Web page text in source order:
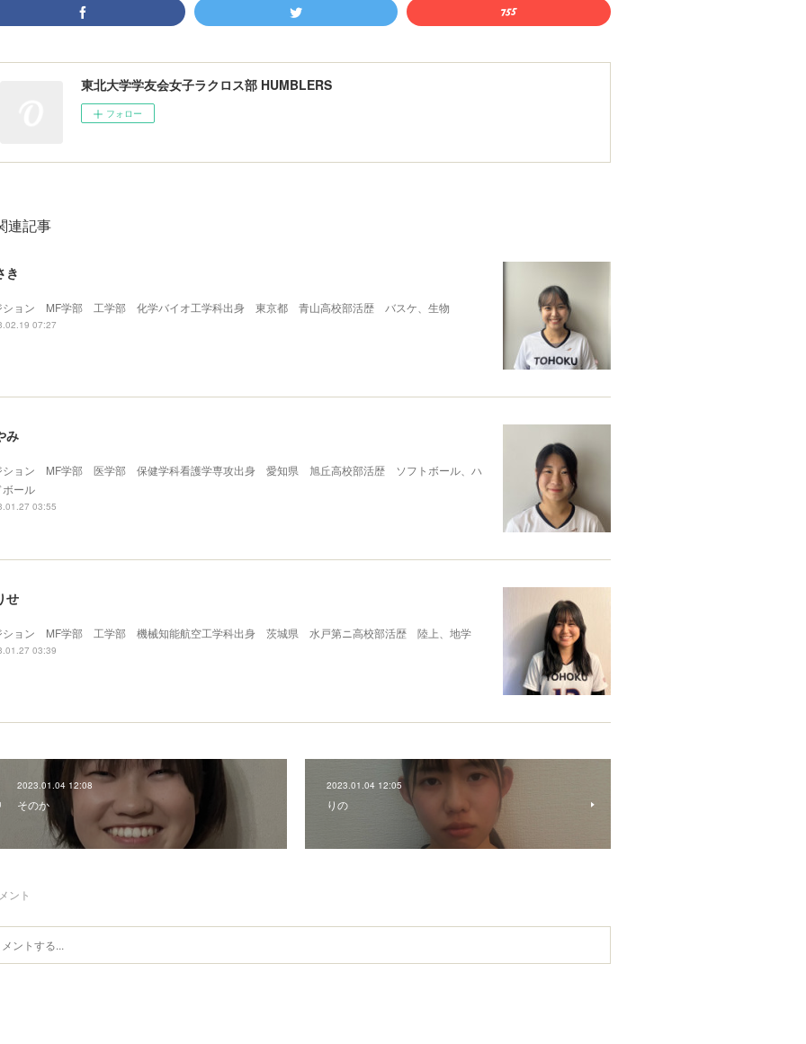
東北大学学友会女子ラクロス部 HUMBLERS
フォロー
連記事
き
ション MF学部 工学部 化学バイオ工学科出身 東京都 青山高校部活歴 バスケ、生物
07:27
み
ション MF学部 医学部 保健学科看護学専攻出身 愛知県 旭丘高校部活歴 ソフトボール、ハ
ボール
03:55
せ
ション MF学部 工学部 機械知能航空工学科出身 茨城県 水戸第ニ高校部活歴 陸上、地学
03:39
2023.01.04 12:08
そのか
2023.01.04 12:05
りの
ント